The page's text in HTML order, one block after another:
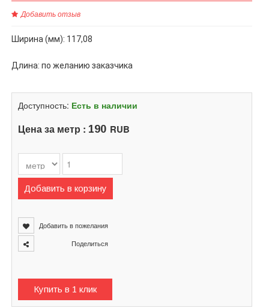
Добавить отзыв
Ширина (мм): 117,08
Длина: по желанию заказчика
Доступность: Есть в наличии
Цена за метр : 190 RUB
Добавить в корзину
Добавить в пожелания
Поделиться
Купить в 1 клик